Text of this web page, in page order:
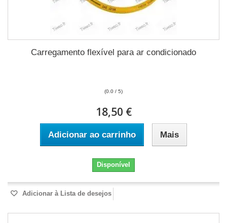
Carregamento flexível para ar condicionado
(0.0 / 5)
18,50 €
Adicionar ao carrinho Mais
Disponível
Adicionar à Lista de desejos